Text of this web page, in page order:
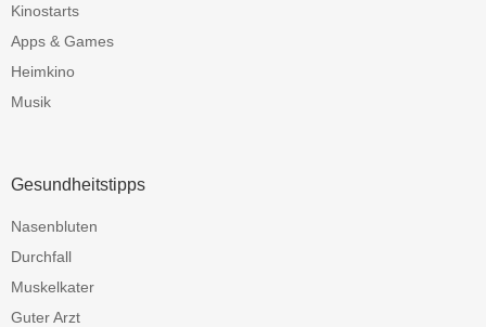
Kinostarts
Apps & Games
Heimkino
Musik
Gesundheitstipps
Nasenbluten
Durchfall
Muskelkater
Guter Arzt